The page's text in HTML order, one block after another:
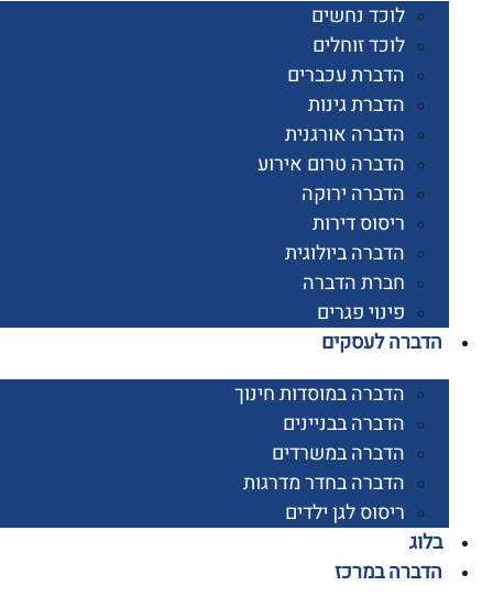
לוכד נחשים
לוכד זוחלים
הדברת עכברים
הדברת גינות
הדברה אורגנית
הדברה טרום אירוע
הדברה ירוקה
ריסוס דירות
הדברה ביולוגית
חברת הדברה
פינוי פגרים
לעסקים
הדברה במוסדות חינוך
הדברה בבניינים
הדברה במשרדים
הדברה בחדר מדרגות
ריסוס לגן ילדים
במרכז